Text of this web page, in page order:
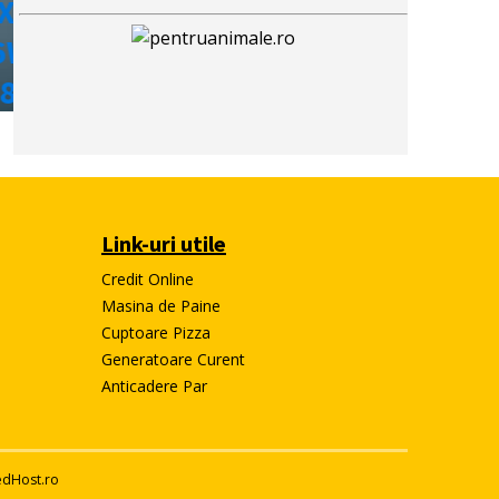
Link-uri utile
Credit Online
Masina de Paine
Cuptoare Pizza
Generatoare Curent
Anticadere Par